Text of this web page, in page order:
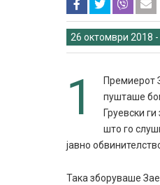
26 октомври 2018 -
1
Премиерот
пушташе
Груевски
што го
јавно
Така зборуваше